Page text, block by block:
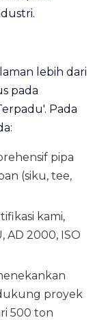
lebih dari
pada
Pada
pipa
(siku, tee,
kami,
AD 2000, ISO
proyek
500 ton